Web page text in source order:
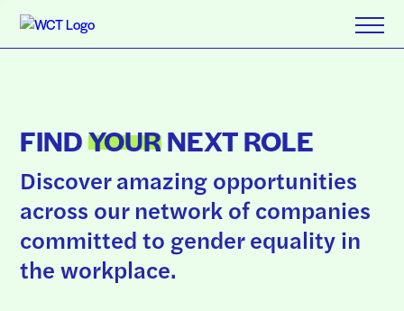
FINDYOURNEXT ROLE
Discover amazing opportunities
across our network of companies
committed to gender equality in
the workplace.